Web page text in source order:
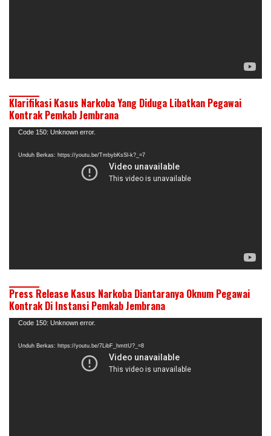
Klarifikasi Kasus Narkoba Yang Diduga Libatkan Pegawai
Kontrak Pemkab Jembrana
Pemutar
Code 150: Unknown error.
Unduh Berkas: https://youtu.be/TmbybKsSl-k?_=7
Press Release Kasus Narkoba Diantaranya Oknum Pegawai
Kontrak Di Instansi Pemkab Jembrana
Pemutar
Code 150: Unknown error.
Unduh Berkas: https://youtu.be/7LibF_hmttU?_=8